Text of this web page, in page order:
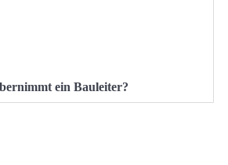
ein Bauleiter?